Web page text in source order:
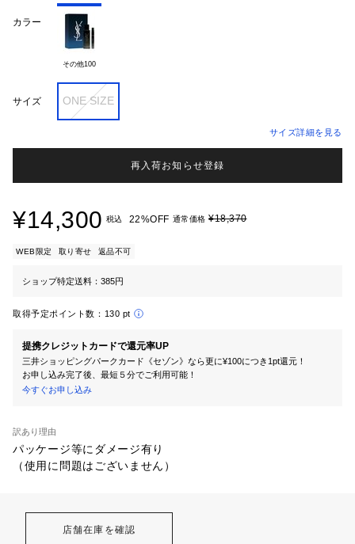
カラー
その他100
サイズ ONE SIZE
サイズ詳細を見る
再入荷お知らせ登録
¥14,300 税込 22%OFF 通常価格 ¥18,370
WEB限定 取り寄せ 返品不可
ショップ特定送料：385円
取得予定ポイント数： 130 pt
提携クレジットカードで還元率UP
三井ショッピングパークカード《セゾン》なら更に¥100につき1pt還元！
お申し込み完了後、最短５分でご利用可能！
今すぐお申し込み
訳あり理由
パッケージ等にダメージ有り
（使用に問題はございません）
店舗在庫を確認